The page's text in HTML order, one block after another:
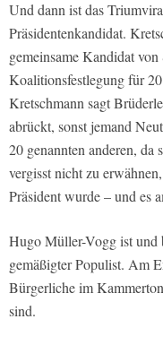
Und dann ist das
Präsidentenkandidat.
gemeinsame Kandidat
Koalitionsfestlegung für
Kretschmann sagt
abrückt, sonst jemand
20 genannten anderen,
vergisst nicht zu
Präsident wurde – und es
Hugo Müller-Vogg ist und
gemäßigter Populist. Am
Bürgerliche im
sind.